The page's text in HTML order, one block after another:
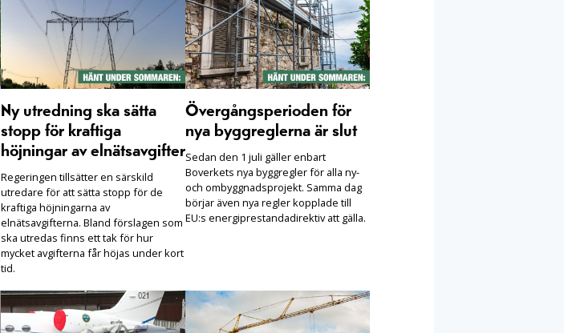
Ny utredning ska sätta
stopp för kraftiga
höjningar av elnätsavgifter
Regeringen tillsätter en särskild
utredare för att sätta stopp för de
kraftiga höjningarna av
elnätsavgifterna. Bland förslagen som
ska utredas finns ett tak för hur
mycket avgifterna får höjas under kort
tid.
Övergångsperioden för
nya byggreglerna är slut
Sedan den 1 juli gäller enbart
Boverkets nya byggregler för alla ny-
och ombyggnadsprojekt. Samma dag
börjar även nya regler kopplade till
EU:s energiprestandadirektiv att gälla.